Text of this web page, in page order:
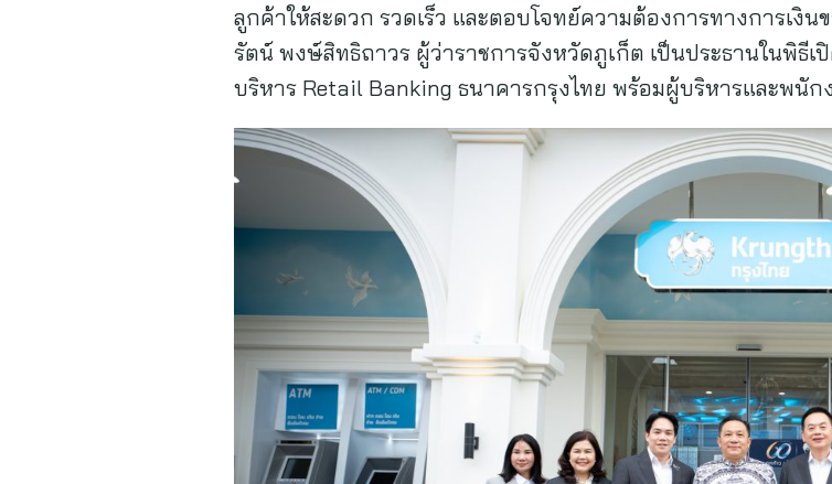
ลูกค้าให้สะดวก รวดเร็ว และตอบโจทย์ความต้องการทางการเงิ
รัตน์ พงษ์สิทธิถาวร ผู้ว่าราชการจังหวัดภูเก็ต เป็นประธานในพิธี
บริหาร Retail Banking ธนาคารกรุงไทย พร้อมผู้บริหารและพนัก